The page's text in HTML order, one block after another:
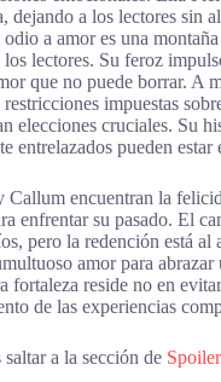
dejando a los lectores sin
a amor es una
lectores. Su feroz
que no puede borrar. A
impuestas
elecciones cruciales. Su
entrelazados pueden
encuentran la
enfrentar su pasado. El
pero la redención está al
amor para
fortaleza reside no en
de las experiencias
a la sección de